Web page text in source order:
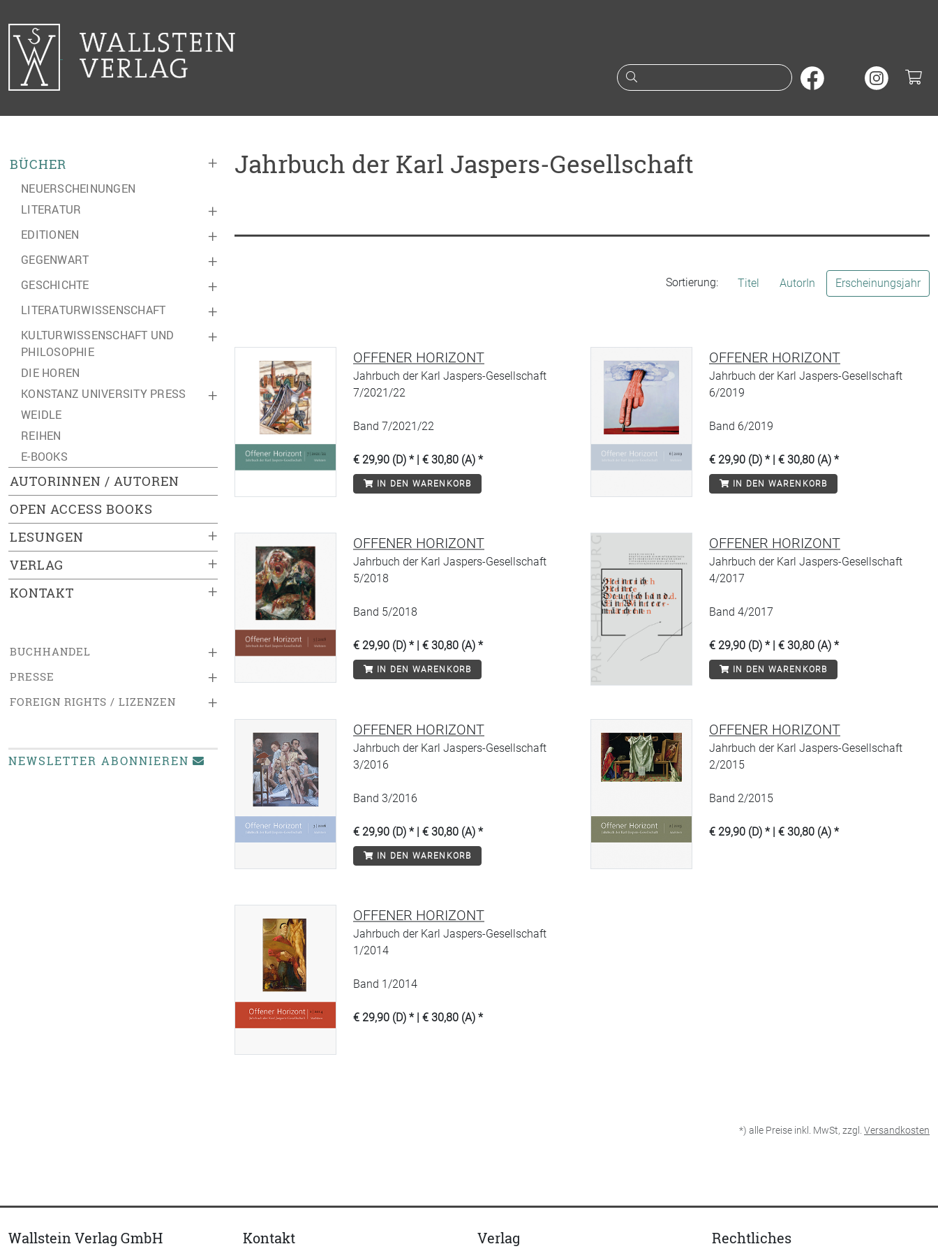
Suche nach Büchern oder
+
BÜCHER
NEUERSCHEINUNGEN
+
LITERATUR
+
EDITIONEN
+
GEGENWART
+
GESCHICHTE
+
LITERATURWISSENSCHAFT
+
KULTURWISSENSCHAFT UND
PHILOSOPHIE
DIE HOREN
+
KONSTANZ UNIVERSITY PRESS
WEIDLE
REIHEN
E-BOOKS
AUTORINNEN / AUTOREN
OPEN ACCESS BOOKS
+
LESUNGEN
+
VERLAG
+
KONTAKT
+
BUCHHANDEL
+
PRESSE
+
FOREIGN RIGHTS / LIZENZEN
NEWSLETTER ABONNIEREN
Jahrbuch der Karl Jaspers-Gesellschaft
Sortierung: Titel AutorIn Erscheinungsjahr
OFFENER HORIZONT
Jahrbuch der Karl Jaspers-Gesellschaft
7/2021/22
Band 7/2021/22
€ 29,90 (D) * | € 30,80 (A) *
IN DEN WARENKORB
OFFENER HORIZONT
Jahrbuch der Karl Jaspers-Gesellschaft
6/2019
Band 6/2019
€ 29,90 (D) * | € 30,80 (A) *
IN DEN WARENKORB
OFFENER HORIZONT
Jahrbuch der Karl Jaspers-Gesellschaft
5/2018
Band 5/2018
€ 29,90 (D) * | € 30,80 (A) *
IN DEN WARENKORB
OFFENER HORIZONT
Jahrbuch der Karl Jaspers-Gesellschaft
4/2017
Band 4/2017
€ 29,90 (D) * | € 30,80 (A) *
IN DEN WARENKORB
OFFENER HORIZONT
Jahrbuch der Karl Jaspers-Gesellschaft
3/2016
Band 3/2016
€ 29,90 (D) * | € 30,80 (A) *
IN DEN WARENKORB
OFFENER HORIZONT
Jahrbuch der Karl Jaspers-Gesellschaft
2/2015
Band 2/2015
€ 29,90 (D) * | € 30,80 (A) *
OFFENER HORIZONT
Jahrbuch der Karl Jaspers-Gesellschaft
1/2014
Band 1/2014
€ 29,90 (D) * | € 30,80 (A) *
*) alle Preise inkl. MwSt, zzgl. Versandkosten
Wallstein Verlag GmbH Kontakt Verlag Rechtliches